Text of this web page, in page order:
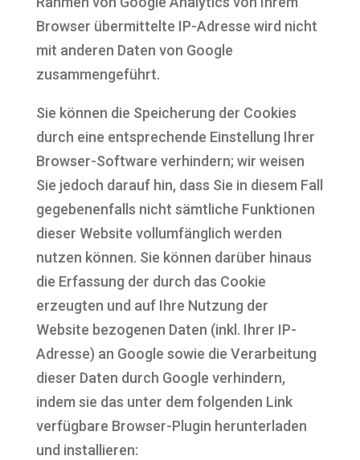
Browser übermittelte IP-Adresse wird nicht
mit anderen Daten von Google
zusammengeführt.
Sie können die Speicherung der Cookies
durch eine entsprechende Einstellung Ihrer
Browser-Software verhindern; wir weisen
Sie jedoch darauf hin, dass Sie in diesem Fall
gegebenenfalls nicht sämtliche Funktionen
dieser Website vollumfänglich werden
nutzen können. Sie können darüber hinaus
die Erfassung der durch das Cookie
erzeugten und auf Ihre Nutzung der
Website bezogenen Daten (inkl. Ihrer IP-
Adresse) an Google sowie die Verarbeitung
dieser Daten durch Google verhindern,
indem sie das unter dem folgenden Link
verfügbare Browser-Plugin herunterladen
und installieren: